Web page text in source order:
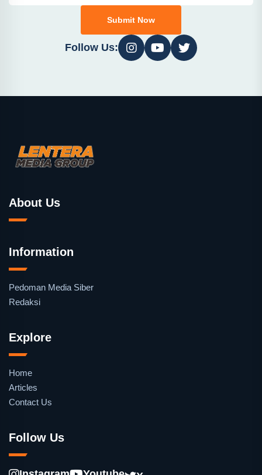
Submit Now
Follow Us:
About Us
Information
Pedoman Media Siber
Redaksi
Explore
Home
Articles
Contact Us
Follow Us